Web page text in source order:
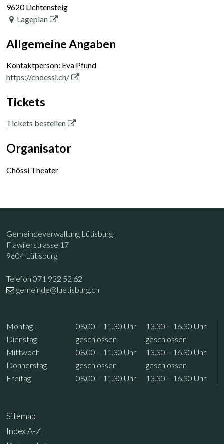
9620 Lichtensteig
Lageplan
Allgemeine Angaben
Kontaktperson: Eva Pfund
https://choessi.ch/
Tickets
Tickets bestellen
Organisator
Chössi Theater
Footer
Kontakt
Gemeindeverwaltung Lütisburg
Flawilerstrasse 17
9604 Lütisburg
Telefon 071 932 52 62
gemeinde@luetisburg.ch
Öffnungszeiten
Wochentag VormittagNachmittag
Montag 08.00 – 11.30 Uhr 13.30 – 16.30 Uhr
Dienstag geschlossen
geschlossen
Mittwoch 08.00 – 11.30 Uhr 13.30 – 16.30 Uhr
Donnerstag geschlossen
geschlossen
Freitag 08.00 – 11.30 Uhr 13.30 – 16.30 Uhr
Sitemap
Index A-Z